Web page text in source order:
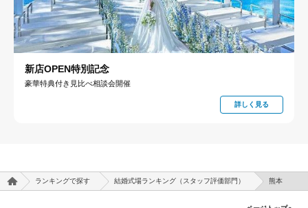
新店OPEN特別記念
豪華特典付き見比べ相談会開催
詳しく見る
ランキングで探す 結婚式場ランキング（スタッフ評価部門） 熊本
ページトップへ